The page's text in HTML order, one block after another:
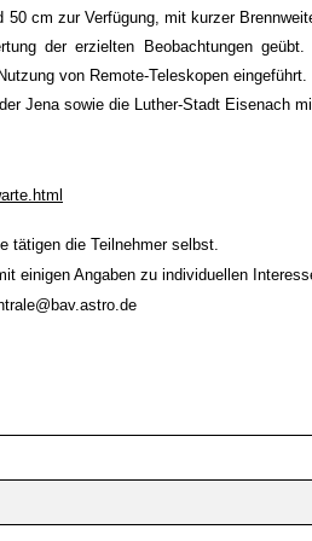
cm zur Verfügung, mit kurzer
der erzielten Beobachtungen
von Remote-Teleskopen eingeführt.
Jena sowie die Luther-Stadt Eisenach
tätigen die Teilnehmer selbst.
einigen Angaben zu individuellen